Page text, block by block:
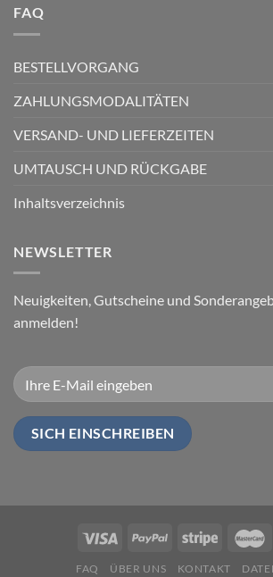
FAQ
BESTELLVORGANG
ZAHLUNGSMODALITÄTEN
VERSAND- UND LIEFERZEITEN
UMTAUSCH UND RÜCKGABE
Inhaltsverzeichnis
NEWSLETTER
Neuigkeiten, Gutscheine und
anmelden!
FAQ ÜBER UNS KONTAKT